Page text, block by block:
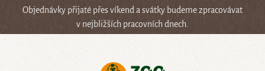
Objednávky přijaté přes víkend a svátky budeme zpracovávat
v nejbližších pracovních dnech.